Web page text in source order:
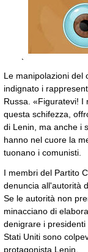
Le manipolazioni del
indignato i
Russa. «Figuratevi! I
questa schifezza,
di Lenin, ma anche i
hanno nel cuore la
tuonano i comunisti.
I membri del Partito
denuncia all'autorità
Se le autorità non
minacciano di
denigrare i
Stati Uniti sono
protagonista Lenin.